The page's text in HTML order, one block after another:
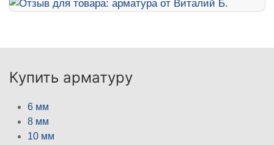
Купить арматуру
6 мм
8 мм
10 мм